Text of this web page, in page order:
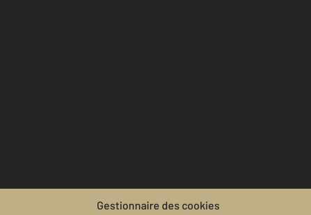
Gestionnaire des cookies